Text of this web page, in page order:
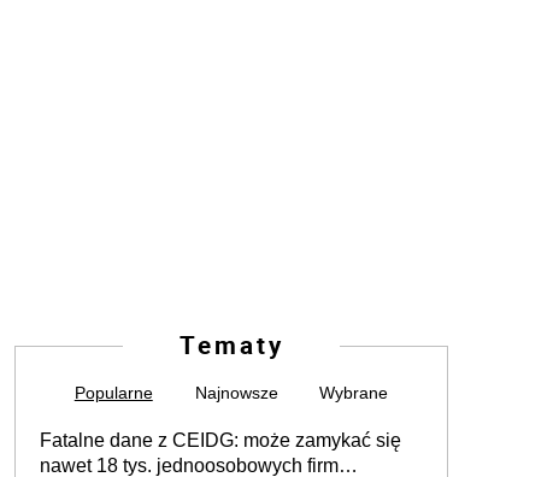
Tematy
Popularne Najnowsze Wybrane
Fatalne dane z CEIDG: może zamykać się
nawet 18 tys. jednoosobowych firm